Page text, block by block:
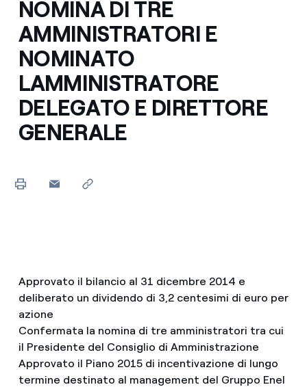
NOMINA DI TRE
AMMINISTRATORI E
NOMINATO
LAMMINISTRATORE
DELEGATO E DIRETTORE
GENERALE
Approvato il bilancio al 31 dicembre 2014 e
deliberato un dividendo di 3,2 centesimi di euro per
azione
Confermata la nomina di tre amministratori tra cui
il Presidente del Consiglio di Amministrazione
Approvato il Piano 2015 di incentivazione di lungo
termine destinato al management del Gruppo Enel